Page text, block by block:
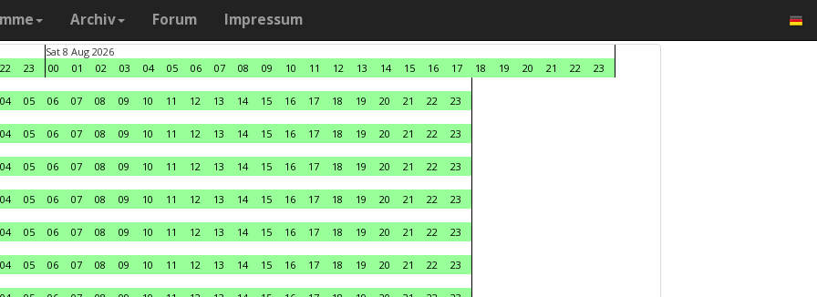
Archiv Forum Impressum
22 23
Sat 8 Aug 2026
00
01 02 03 04 05 06 07 08 09 10 11 12 13 14 15 16 17 18 19 20 21 22 23
04 05 06 07 08 09 10 11 12 13 14 15 16 17 18 19 20 21 22 23
04 05 06 07 08 09 10 11 12 13 14 15 16 17 18 19 20 21 22 23
04 05 06 07 08 09 10 11 12 13 14 15 16 17 18 19 20 21 22 23
04 05 06 07 08 09 10 11 12 13 14 15 16 17 18 19 20 21 22 23
04 05 06 07 08 09 10 11 12 13 14 15 16 17 18 19 20 21 22 23
04 05 06 07 08 09 10 11 12 13 14 15 16 17 18 19 20 21 22 23